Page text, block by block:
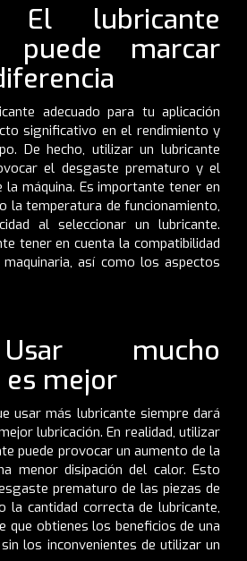
El lubricante
puede marcar
adecuado para tu aplicación
significativo en el rendimiento y
De hecho, utilizar un lubricante
el desgaste prematuro y el
máquina. Es importante tener en
la temperatura de funcionamiento,
al seleccionar un lubricante.
tener en cuenta la compatibilidad
así como los aspectos
mucho
mejor
usar más lubricante siempre dará
lubricación. En realidad, utilizar
puede provocar un aumento de la
menor disipación del calor. Esto
prematuro de las piezas de
la cantidad correcta de lubricante,
que obtienes los beneficios de una
los inconvenientes de utilizar un